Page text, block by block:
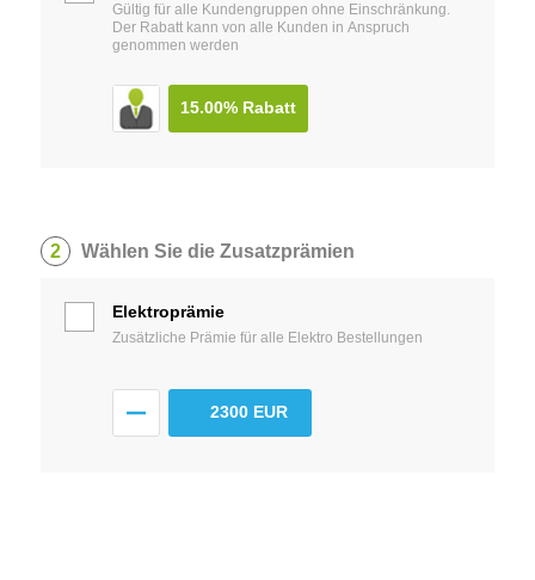
Gültig für alle Kundengruppen ohne Einschränkung.
Der Rabatt kann von alle Kunden in Anspruch
genommen werden
15.00%Rabatt
2 Wählen Sie die Zusatzprämien
Elektroprämie
Zusätzliche Prämie für alle Elektro Bestellungen
2300 EUR